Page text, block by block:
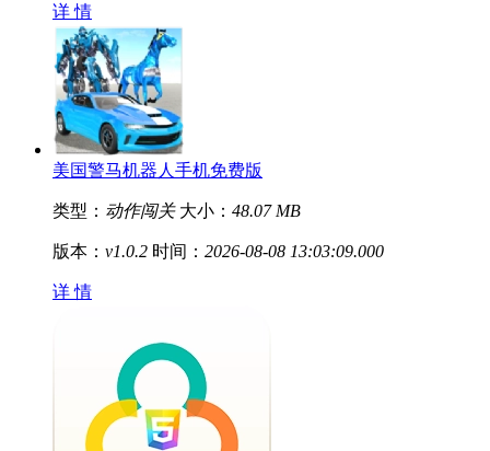
详 情
美国警马机器人手机免费版
类型： 动作闯关 大小： 48.07 MB
版本： v1.0.2 时间： 2026-08-08 13:03:09.000
详 情